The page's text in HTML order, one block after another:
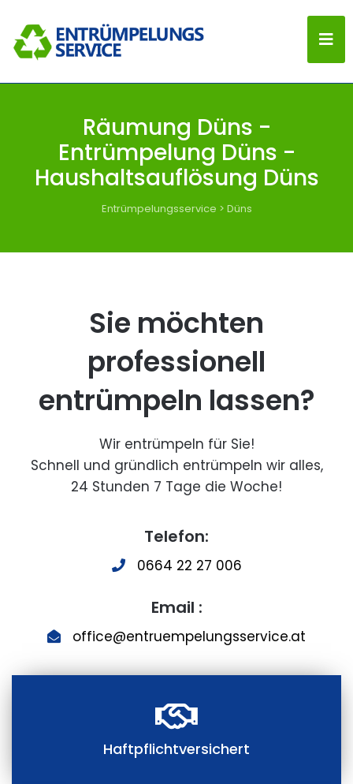
Räumung Düns -
Entrümpelung Düns -
Haushaltsauflösung Düns
Entrümpelungsservice > Düns
Sie möchten
professionell
entrümpeln lassen?
Wir entrümpeln für Sie!
Schnell und gründlich entrümpeln wir alles,
24 Stunden 7 Tage die Woche!
Telefon:
0664 22 27 006
Email :
office@entruempelungsservice.at
Haftpflichtversichert